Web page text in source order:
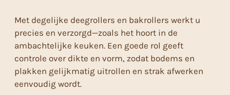
Met degelijke deegrollers en bakrollers werkt u
precies en verzorgd—zoals het hoort in de
ambachtelijke keuken. Een goede rol geeft
controle over dikte en vorm, zodat bodems en
plakken gelijkmatig uitrollen en strak afwerken
eenvoudig wordt.